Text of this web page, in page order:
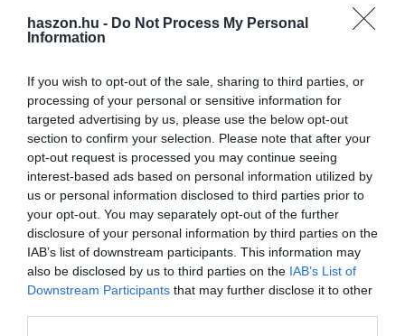
haszon.hu - Do Not Process My Personal
Information
If you wish to opt-out of the sale, sharing to third parties, or
processing of your personal or sensitive information for
targeted advertising by us, please use the below opt-out
section to confirm your selection. Please note that after your
opt-out request is processed you may continue seeing
interest-based ads based on personal information utilized by
us or personal information disclosed to third parties prior to
your opt-out. You may separately opt-out of the further
disclosure of your personal information by third parties on the
IAB’s list of downstream participants. This information may
also be disclosed by us to third parties on the IAB’s List of
Downstream Participants that may further disclose it to other